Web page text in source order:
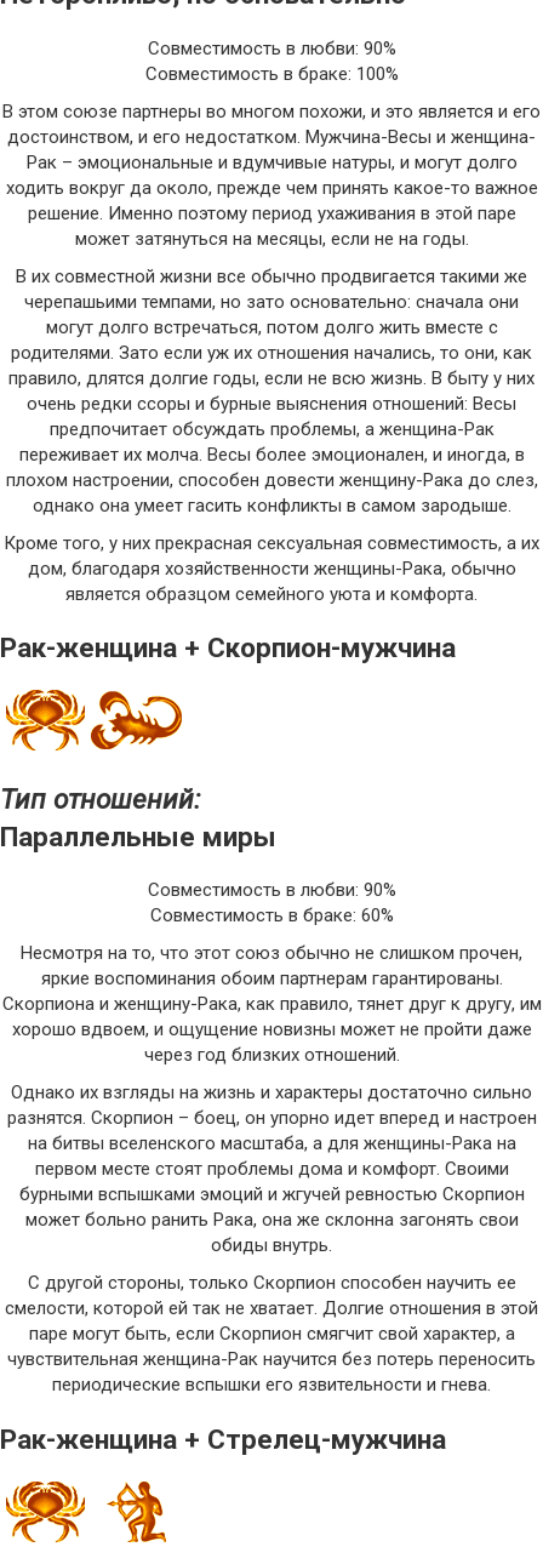
Совместимость в любви: 90%
Совместимость в браке: 100%
В этом союзе партнеры во многом похожи, и это является и его
достоинством, и его недостатком. Мужчина-Весы и женщина-
Рак – эмоциональные и вдумчивые натуры, и могут долго
ходить вокруг да около, прежде чем принять какое-то важное
решение. Именно поэтому период ухаживания в этой паре
может затянуться на месяцы, если не на годы.
В их совместной жизни все обычно продвигается такими же
черепашьими темпами, но зато основательно: сначала они
могут долго встречаться, потом долго жить вместе с
родителями. Зато если уж их отношения начались, то они, как
правило, длятся долгие годы, если не всю жизнь. В быту у них
очень редки ссоры и бурные выяснения отношений: Весы
предпочитает обсуждать проблемы, а женщина-Рак
переживает их молча. Весы более эмоционален, и иногда, в
плохом настроении, способен довести женщину-Рака до слез,
однако она умеет гасить конфликты в самом зародыше.
Кроме того, у них прекрасная сексуальная совместимость, а их
дом, благодаря хозяйственности женщины-Рака, обычно
является образцом семейного уюта и комфорта.
Рак-женщина + Скорпион-мужчина
Тип отношений:
Параллельные миры
Совместимость в любви: 90%
Совместимость в браке: 60%
Несмотря на то, что этот союз обычно не слишком прочен,
яркие воспоминания обоим партнерам гарантированы.
Скорпиона и женщину-Рака, как правило, тянет друг к другу, им
хорошо вдвоем, и ощущение новизны может не пройти даже
через год близких отношений.
Однако их взгляды на жизнь и характеры достаточно сильно
разнятся. Скорпион – боец, он упорно идет вперед и настроен
на битвы вселенского масштаба, а для женщины-Рака на
первом месте стоят проблемы дома и комфорт. Своими
бурными вспышками эмоций и жгучей ревностью Скорпион
может больно ранить Рака, она же склонна загонять свои
обиды внутрь.
С другой стороны, только Скорпион способен научить ее
смелости, которой ей так не хватает. Долгие отношения в этой
паре могут быть, если Скорпион смягчит свой характер, а
чувствительная женщина-Рак научится без потерь переносить
периодические вспышки его язвительности и гнева.
Рак-женщина + Стрелец-мужчина